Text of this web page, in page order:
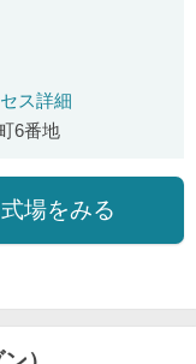
ス詳細
6番地
式場をみる